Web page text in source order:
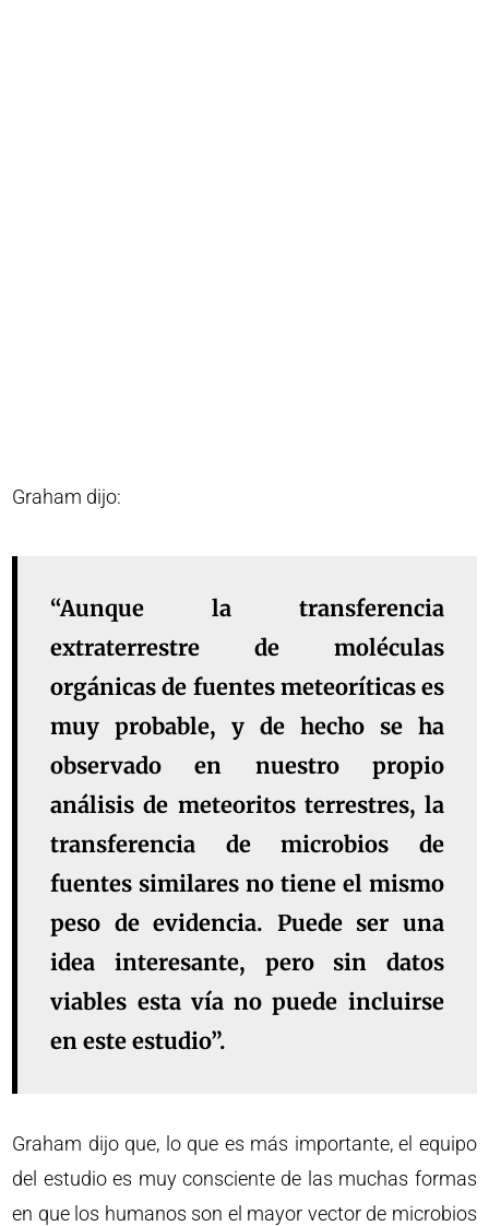
Graham dijo:
“Aunque la transferencia
extraterrestre de moléculas
orgánicas de fuentes meteoríticas es
muy probable, y de hecho se ha
observado en nuestro propio
análisis de meteoritos terrestres, la
transferencia de microbios de
fuentes similares no tiene el mismo
peso de evidencia. Puede ser una
idea interesante, pero sin datos
viables esta vía no puede incluirse
en este estudio”.
Graham dijo que, lo que es más importante, el equipo
del estudio es muy consciente de las muchas formas
en que los humanos son el mayor vector de microbios